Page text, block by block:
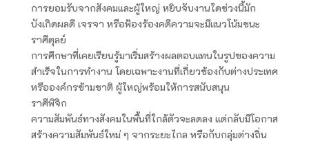
การยอมรับจากสังคมและผู้ใหญ่ หยิบจับงานใดช่วงนี้มัก
บังเกิดผลดี เจรจา หรือฟ้องร้องคดีความจะมีแนวโน้มชนะ
ราศีตุลย์
การศึกษาที่เคยเรียนรู้มาเริ่มสร้างผลตอบแทนในรูปของความ
สำเร็จในการทำงาน โดยเฉพาะงานที่เกี่ยวข้องกับต่างประเทศ
หรือองค์กรข้ามชาติ ผู้ใหญ่พร้อมให้การสนับสนุน
ราศีพิจิก
ความสัมพันธ์ทางสังคมในพื้นที่ใกล้ตัวจะลดลง แต่กลับมีโอกาส
สร้างความสัมพันธ์ใหม่ ๆ จากระยะไกล หรือกับกลุ่มต่างถิ่น